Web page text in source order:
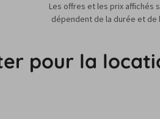
Les offres et les prix affichés
dépendent de la durée et de
pour la